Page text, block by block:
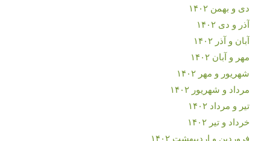
دی و بهمن ۱۴۰۲
آذر و دی ۱۴۰۲
آبان و آذر ۱۴۰۲
مهر و آبان ۱۴۰۲
شهریور و مهر ۱۴۰۲
مرداد و شهریور ۱۴۰۲
تیر و مرداد ۱۴۰۲
خرداد و تیر ۱۴۰۲
فروردین و اردیبهشت ۱۴۰۲